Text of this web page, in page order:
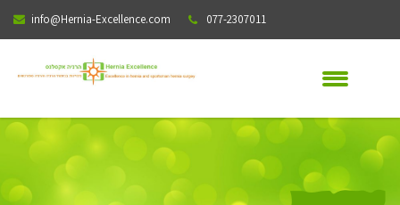
info@Hernia-Excellence.com 077-2307011